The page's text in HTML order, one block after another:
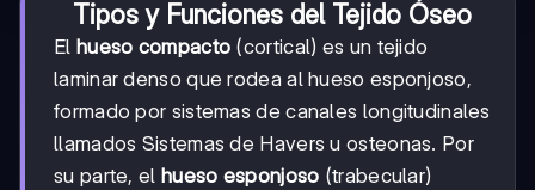
Tipos y Funciones del Tejido Óseo
El hueso compacto (cortical) es un tejido
laminar denso que rodea al hueso esponjoso,
formado por sistemas de canales longitudinales
llamados Sistemas de Havers u osteonas. Por
su parte, el hueso esponjoso (trabecular)